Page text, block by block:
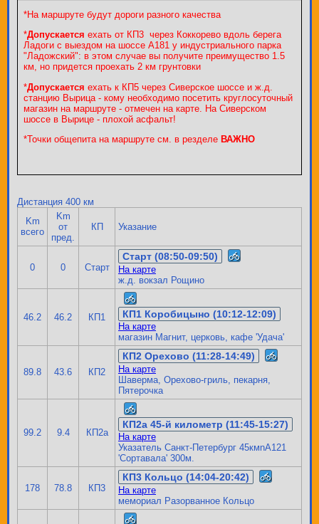
*На маршруте будут дороги разного качества
*Допускается ехать от КП3 через Коккорево вдоль берега
Ладоги с выездом на шоссе А181 у индустриального парка
"Ладожский": в этом случае вы получите преимущество 1.5
км, но придется проехать 2 км грунтовки
*Допускается ехать к КП5 через Сиверское шоссе и ж.д.
станцию Вырица - кому необходимо посетить круглосуточный
магазин на маршруте - отмечен на карте. На Сиверском
шоссе в Вырице - плохой асфальт!
*Точки общепита на маршруте см. в резделе ВАЖНО
Дистанция 400 км
Km
всего
Km
от
пред.
КП Указание
0 0 Старт
Старт (08:50-09:50)
На карте
ж.д. вокзал Рощино
46.2 46.2 КП1 КП1 Коробицыно (10:12-12:09)
На карте
магазин Магнит, церковь, кафе 'Удача'
89.8 43.6 КП2
КП2 Орехово (11:28-14:49)
На карте
Шаверма, Орехово-гриль, пекарня,
Пятерочка
99.2 9.4 КП2а
КП2а 45-й километр (11:45-15:27)
На карте
Указатель Санкт-Петербург 45кмnА121
'Сортавала' 300м.
178 78.8 КП3
КП3 Кольцо (14:04-20:42)
На карте
мемориал Разорванное Кольцо